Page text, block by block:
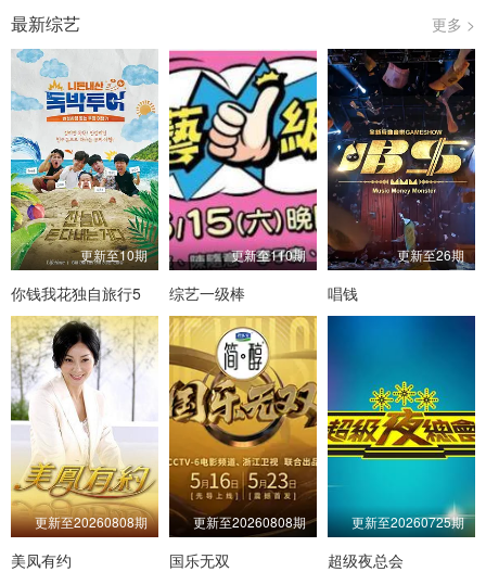
更多 >
最新综艺
更新至10期
你钱我花独自旅行5
更新至110期
综艺一级棒
更新至26期
唱钱
更新至20260808期
美凤有约
更新至20260808期
国乐无双
更新至20260725期
超级夜总会